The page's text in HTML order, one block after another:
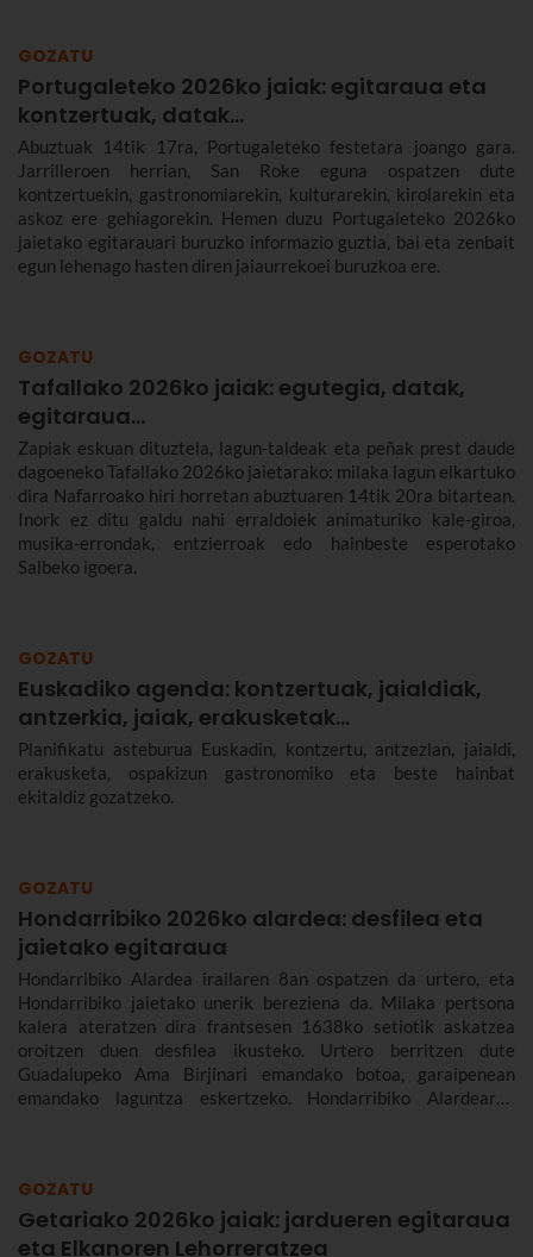
GOZATU
Portugaleteko 2026ko jaiak: egitaraua eta
kontzertuak, datak...
Abuztuak 14tik 17ra, Portugaleteko festetara joango gara.
Jarrilleroen herrian, San Roke eguna ospatzen dute
kontzertuekin, gastronomiarekin, kulturarekin, kirolarekin eta
askoz ere gehiagorekin. Hemen duzu Portugaleteko 2026ko
jaietako egitarauari buruzko informazio guztia, bai eta zenbait
egun lehenago hasten diren jaiaurrekoei buruzkoa ere.
GOZATU
Tafallako 2026ko jaiak: egutegia, datak,
egitaraua...
Zapiak eskuan dituztela, lagun-taldeak eta peñak prest daude
dagoeneko Tafallako 2026ko jaietarako: milaka lagun elkartuko
dira Nafarroako hiri horretan abuztuaren 14tik 20ra bitartean.
Inork ez ditu galdu nahi erraldoiek animaturiko kale-giroa,
musika-errondak, entzierroak edo hainbeste esperotako
Salbeko igoera.
GOZATU
Euskadiko agenda: kontzertuak, jaialdiak,
antzerkia, jaiak, erakusketak…
Planifikatu asteburua Euskadin, kontzertu, antzezlan, jaialdi,
erakusketa, ospakizun gastronomiko eta beste hainbat
ekitaldiz gozatzeko.
GOZATU
Hondarribiko 2026ko alardea: desfilea eta
jaietako egitaraua
Hondarribiko Alardea irailaren 8an ospatzen da urtero, eta
Hondarribiko jaietako unerik bereziena da. Milaka pertsona
kalera ateratzen dira frantsesen 1638ko setiotik askatzea
oroitzen duen desfilea ikusteko. Urtero berritzen dute
Guadalupeko Ama Birjinari emandako botoa, garaipenean
emandako laguntza eskertzeko. Hondarribiko Alardearen
GOZATU
Getariako 2026ko jaiak: jardueren egitaraua
eta Elkanoren Lehorreratzea